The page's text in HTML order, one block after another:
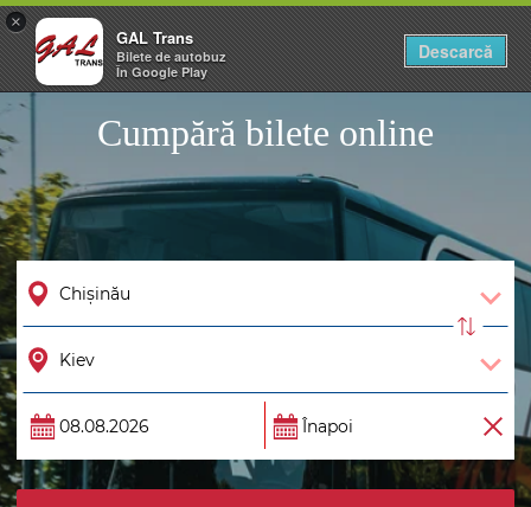
Cumpără bilete online
×
GAL Trans
Bilete de autobuz
În Google Play
Descarcă